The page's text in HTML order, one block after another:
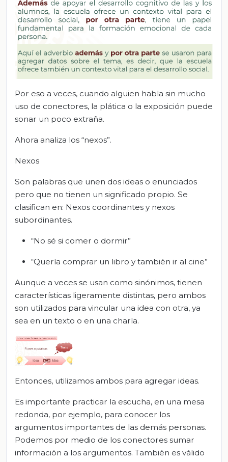
Por eso a veces, cuando alguien habla sin mucho
uso de conectores, la plática o la exposición puede
sonar un poco extraña.
Ahora analiza los “nexos”.
Nexos
Son palabras que unen dos ideas o enunciados
pero que no tienen un significado propio. Se
clasifican en: Nexos coordinantes y nexos
subordinantes.
“No sé si comer o dormir”
“Quería comprar un libro y también ir al cine”
Aunque a veces se usan como sinónimos, tienen
características ligeramente distintas, pero ambos
son utilizados para vincular una idea con otra, ya
sea en un texto o en una charla.
Entonces, utilizamos ambos para agregar ideas.
Es importante practicar la escucha, en una mesa
redonda, por ejemplo, para conocer los
argumentos importantes de las demás personas.
Podemos por medio de los conectores sumar
información a los argumentos. También es válido